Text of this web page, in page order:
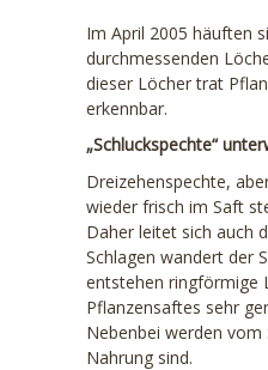
Im April 2005 häuften
durchmessenden
dieser Löcher trat
erkennbar.
„Schluckspechte“
Dreizehenspechte,
wieder frisch im Saft
Daher leitet sich auch
Schlagen wandert der
entstehen ringförmige
Pflanzensaftes sehr
Nebenbei werden
Nahrung sind.